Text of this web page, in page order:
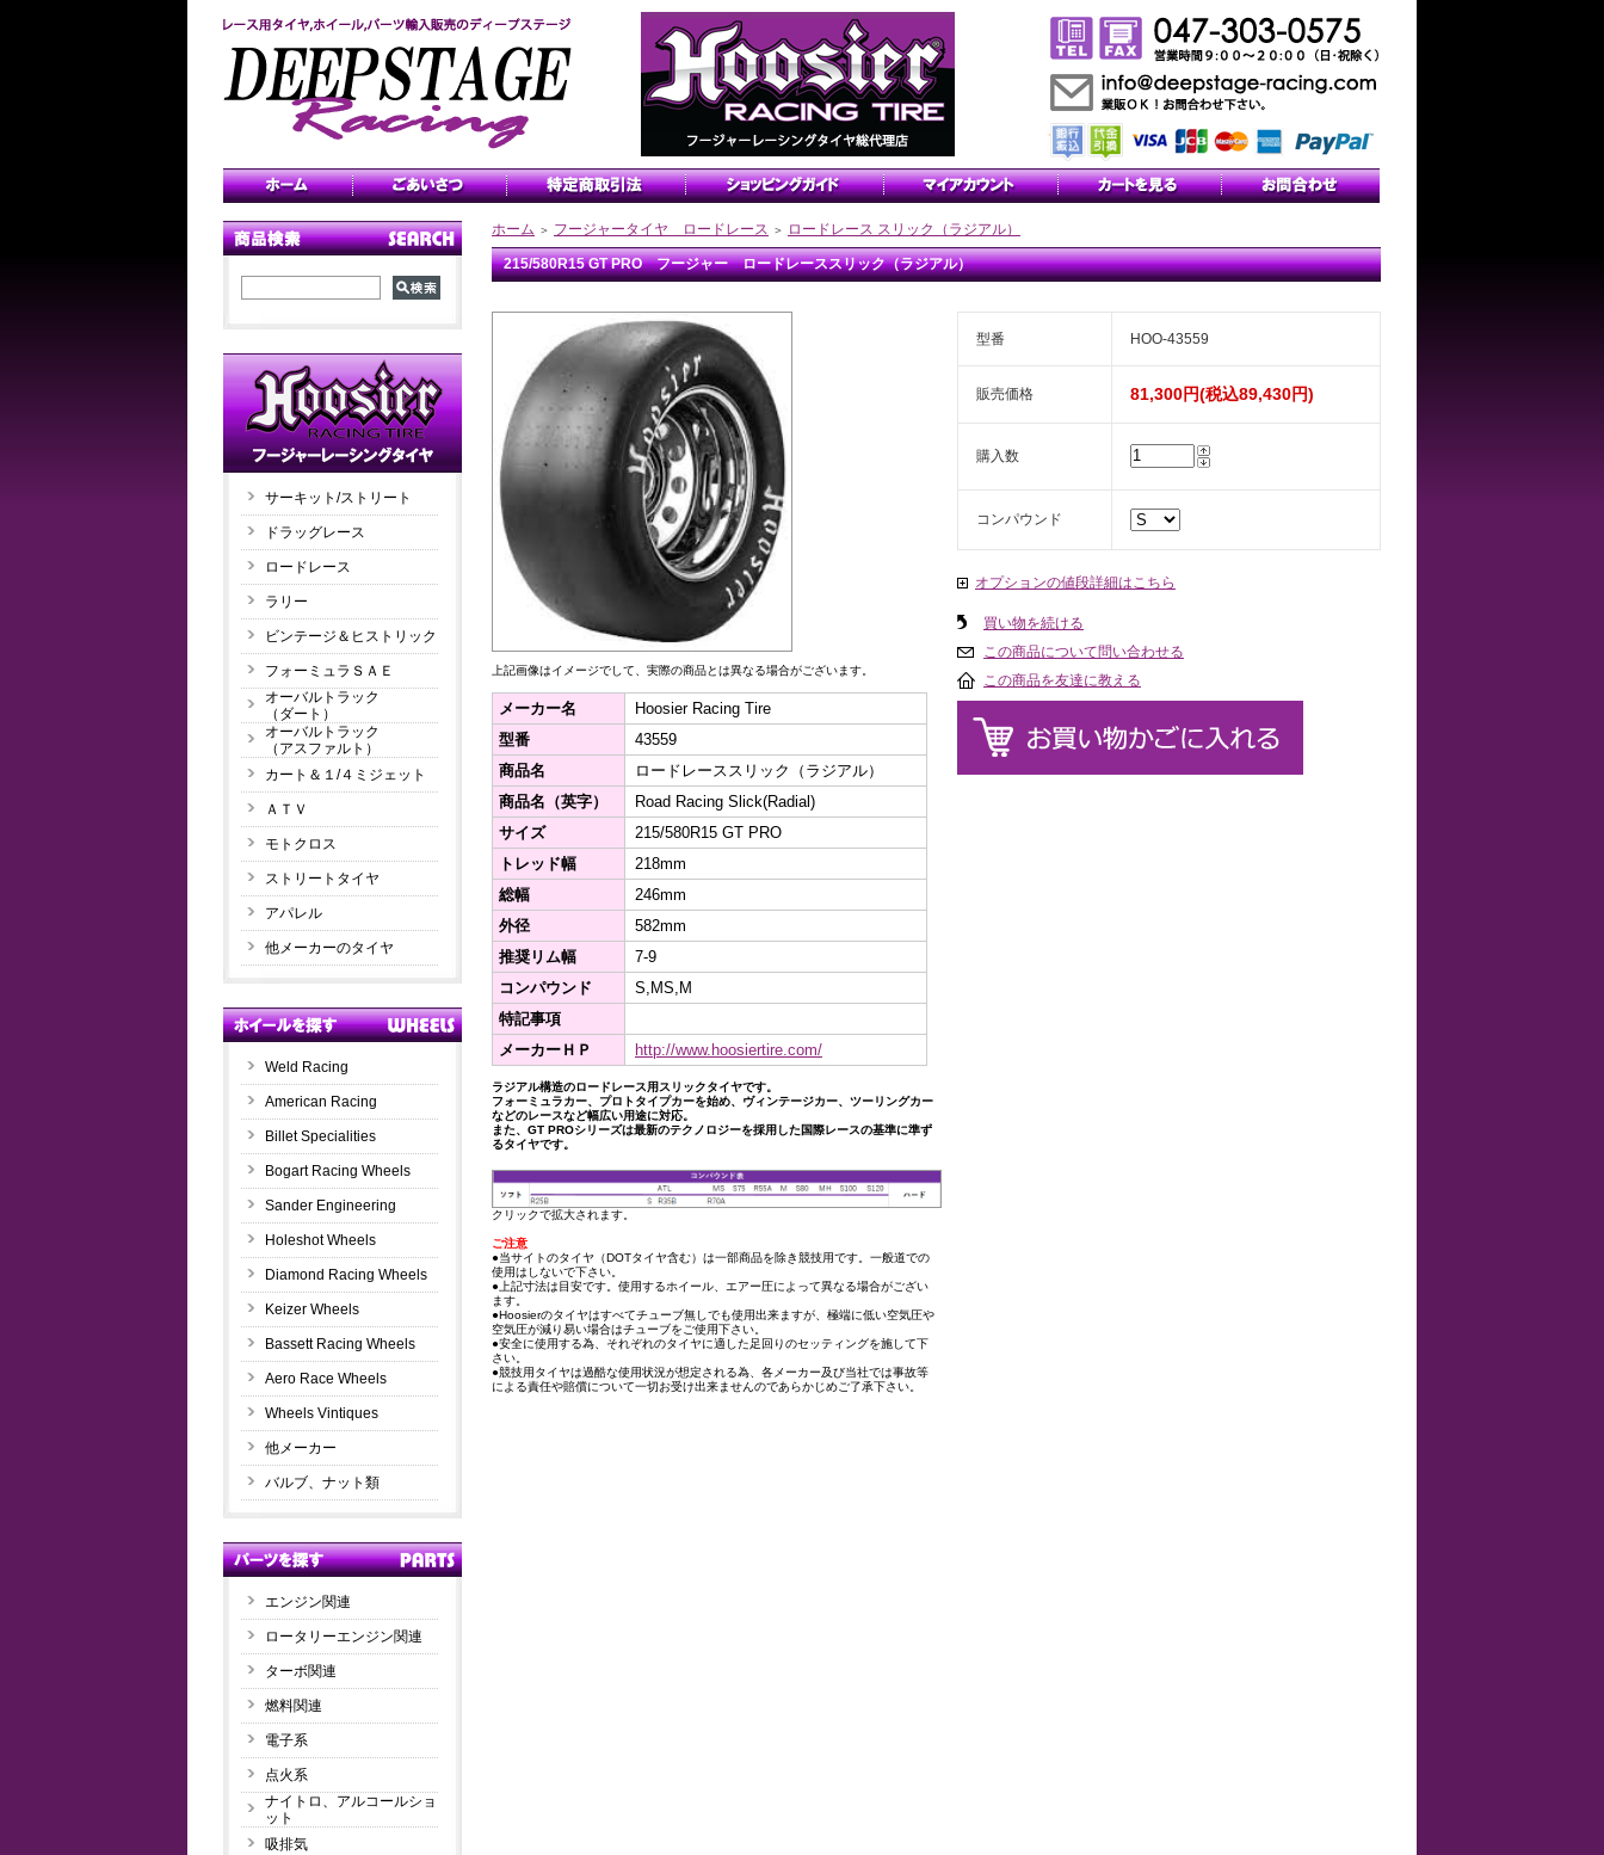
サーキット/ストリート
ドラッグレース
ロードレース
ラリー
ビンテージ＆ヒストリック
フォーミュラＳＡＥ
オーバルトラック
（ダート）
オーバルトラック
（アスファルト）
カート＆１/４ミジェット
ＡＴＶ
モトクロス
ストリートタイヤ
アパレル
他メーカーのタイヤ
Weld Racing
American Racing
Billet Specialities
Bogart Racing Wheels
Sander Engineering
Holeshot Wheels
Diamond Racing Wheels
Keizer Wheels
Bassett Racing Wheels
Aero Race Wheels
Wheels Vintiques
他メーカー
バルブ、ナット類
エンジン関連
ロータリーエンジン関連
ターボ関連
燃料関連
電子系
点火系
ナイトロ、アルコールショ
ット
吸排気
ホーム ＞ フージャータイヤ ロードレース ＞ ロードレース スリック（ラジアル）
215/580R15 GT PRO フージャー ロードレーススリック（ラジアル）
上記画像はイメージでして、実際の商品とは異なる場合がございます。
メーカー名
Hoosier Racing Tire
型番
43559
商品名
ロードレーススリック（ラジアル）
商品名（英字）
Road Racing Slick(Radial)
サイズ
215/580R15 GT PRO
トレッド幅
218mm
総幅
246mm
外径
582mm
推奨リム幅
7-9
コンパウンド
S,MS,M
特記事項
メーカーＨＰ
http://www.hoosiertire.com/
ラジアル構造のロードレース用スリックタイヤです。
フォーミュラカー、プロトタイプカーを始め、ヴィンテージカー、ツーリングカー
などのレースなど幅広い用途に対応。
また、GT PROシリーズは最新のテクノロジーを採用した国際レースの基準に準ず
るタイヤです。
クリックで拡大されます。
ご注意
●当サイトのタイヤ（DOTタイヤ含む）は一部商品を除き競技用です。一般道での
使用はしないで下さい。
●上記寸法は目安です。使用するホイール、エアー圧によって異なる場合がござい
ます。
●Hoosierのタイヤはすべてチューブ無しでも使用出来ますが、極端に低い空気圧や
空気圧が減り易い場合はチューブをご使用下さい。
●安全に使用する為、それぞれのタイヤに適した足回りのセッティングを施して下
さい。
●競技用タイヤは過酷な使用状況が想定される為、各メーカー及び当社では事故等
による責任や賠償について一切お受け出来ませんのであらかじめご了承下さい。
型番 HOO-43559
販売価格 81,300円(税込89,430円)
購入数
コンパウンド
オプションの値段詳細はこちら
買い物を続ける
この商品について問い合わせる
この商品を友達に教える